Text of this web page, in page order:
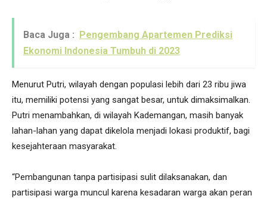
Baca Juga :
Pengembang Apartemen Prediksi
Ekonomi Indonesia Tumbuh di 2023
Menurut Putri, wilayah dengan populasi lebih dari 23 ribu jiwa
itu, memiliki potensi yang sangat besar, untuk dimaksimalkan.
Putri menambahkan, di wilayah Kademangan, masih banyak
lahan-lahan yang dapat dikelola menjadi lokasi produktif, bagi
kesejahteraan masyarakat.
“Pembangunan tanpa partisipasi sulit dilaksanakan, dan
partisipasi warga muncul karena kesadaran warga akan peran